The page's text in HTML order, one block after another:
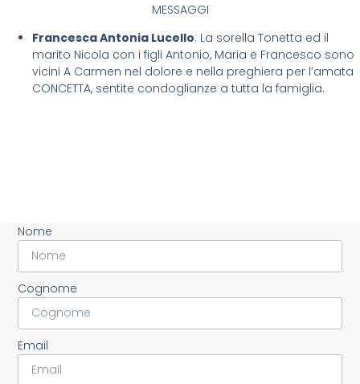
MESSAGGI
Francesca Antonia Lucello: La sorella Tonetta ed il
marito Nicola con i figli Antonio, Maria e Francesco sono
vicini A Carmen nel dolore e nella preghiera per l’amata
CONCETTA, sentite condoglianze a tutta la famiglia.
Nome
Cognome
Email